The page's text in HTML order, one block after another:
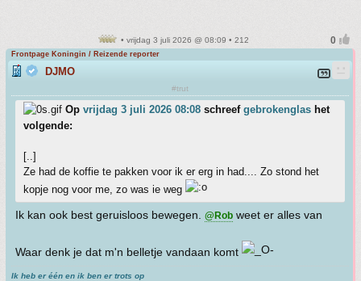
• vrijdag 3 juli 2026 @ 08:09 • 212
Frontpage Koningin / Reizende reporter
DJMO
#trut
Op vrijdag 3 juli 2026 08:08 schreef gebrokenglas het
volgende:
[..]
Ze had de koffie te pakken voor ik er erg in had.... Zo stond het
kopje nog voor me, zo was ie weg
Ik kan ook best geruisloos bewegen. @Rob weet er alles van
Waar denk je dat m'n belletje vandaan komt
Ik heb er één en ik ben er trots op